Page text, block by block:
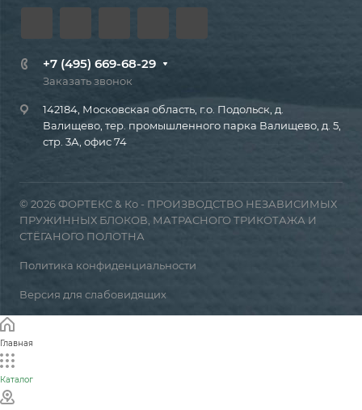
+7 (495) 669-68-29
Заказать звонок
142184, Московская область, г.о. Подольск, д.
Валищево, тер. промышленного парка Валищево, д. 5,
стр. 3А, офис 74
© 2026 ФОРТЕКС & Ко - ПРОИЗВОДСТВО НЕЗАВИСИМЫХ
ПРУЖИННЫХ БЛОКОВ, МАТРАСНОГО ТРИКОТАЖА И
СТЁГАНОГО ПОЛОТНА
Политика конфиденциальности
Версия для слабовидящих
Главная
Каталог